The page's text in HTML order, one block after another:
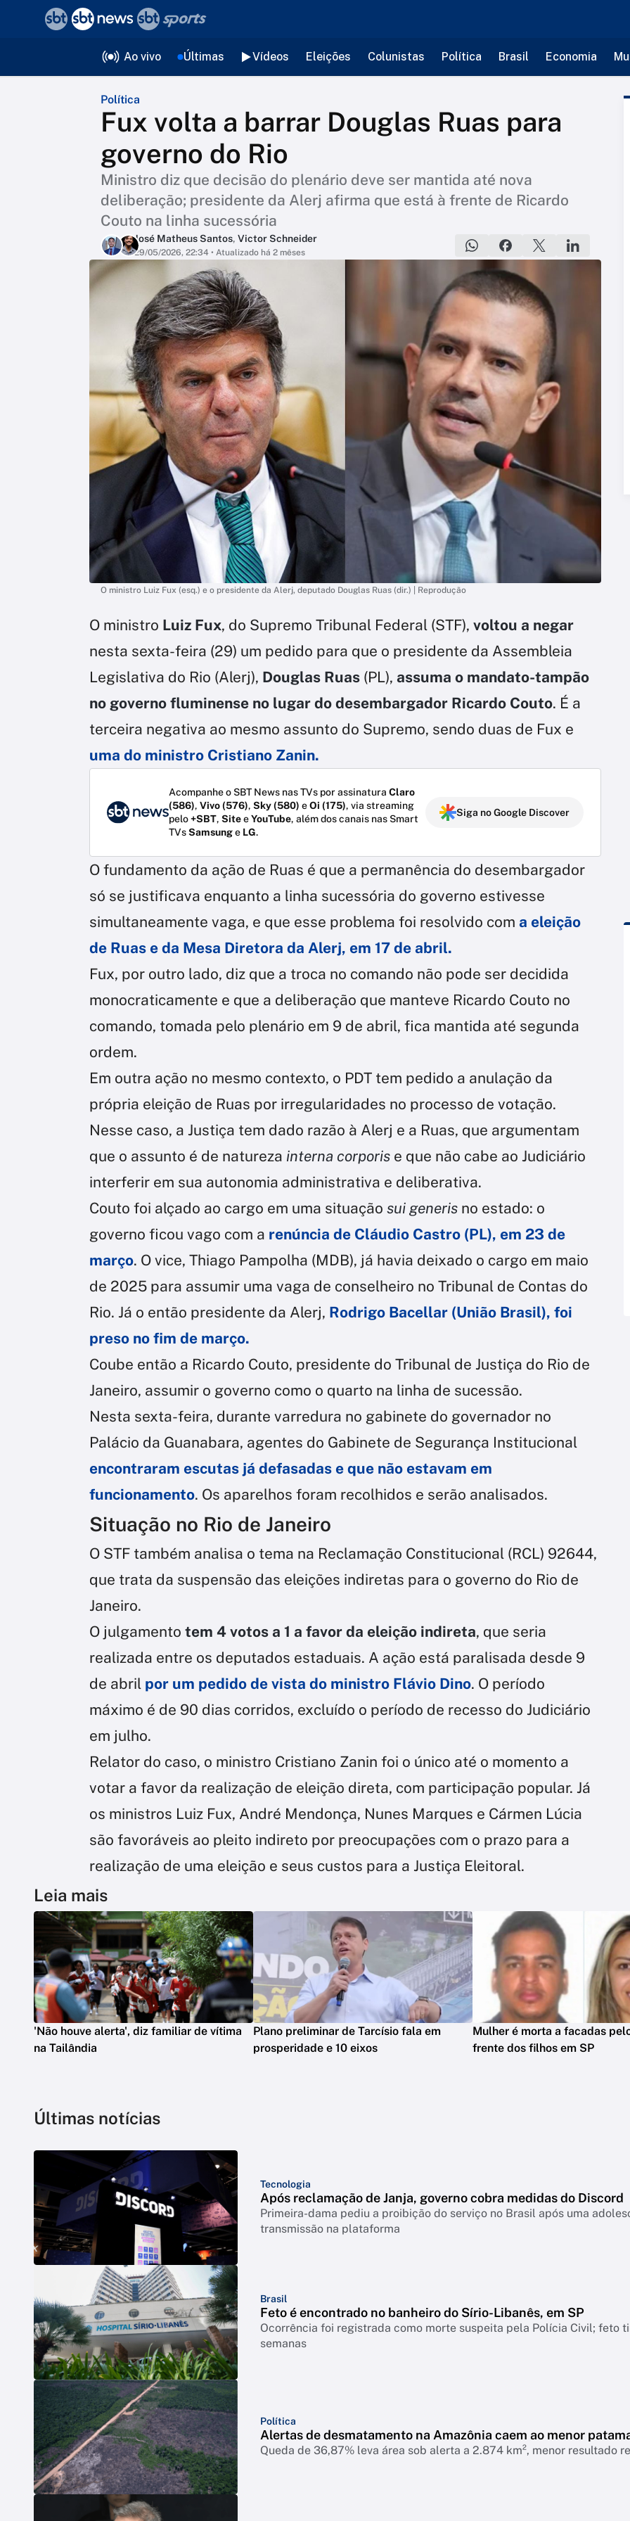
Ao vivo Últimas Vídeos Eleições Colunistas Política Brasil Economia
Política
Fux volta a barrar Douglas Ruas para
governo do Rio
Ministro diz que decisão do plenário deve ser mantida até nova
deliberação; presidente da Alerj afirma que está à frente de Ricardo
Couto na linha sucessória
José Matheus Santos, Victor Schneider
29/05/2026, 22:34 • Atualizado há 2 mêses
O ministro Luiz Fux (esq.) e o presidente da Alerj, deputado Douglas Ruas (dir.) | Reprodução
O ministro Luiz Fux, do Supremo Tribunal Federal (STF), voltou a negar
nesta sexta-feira (29) um pedido para que o presidente da Assembleia
Legislativa do Rio (Alerj), Douglas Ruas (PL), assuma o mandato-tampão
no governo fluminense no lugar do desembargador Ricardo Couto. É a
terceira negativa ao mesmo assunto do Supremo, sendo duas de Fux e
uma do ministro Cristiano Zanin.
Acompanhe o SBT News nas TVs por assinatura Claro
(586), Vivo (576), Sky (580) eOi (175), via streaming
pelo+SBT, SiteeYouTube, além dos canais nas Smart
TVsSamsunge LG.
Siga no Google Discover
O fundamento da ação de Ruas é que a permanência do desembargador
só se justificava enquanto a linha sucessória do governo estivesse
simultaneamente vaga, e que esse problema foi resolvido com a eleição
de Ruas e da Mesa Diretora da Alerj, em 17 de abril.
Fux, por outro lado, diz que a troca no comando não pode ser decidida
monocraticamente e que a deliberação que manteve Ricardo Couto no
comando, tomada pelo plenário em 9 de abril, fica mantida até segunda
ordem.
Em outra ação no mesmo contexto, o PDT tem pedido a anulação da
própria eleição de Ruas por irregularidades no processo de votação.
Nesse caso, a Justiça tem dado razão à Alerj e a Ruas, que argumentam
que o assunto é de natureza interna corporis e que não cabe ao Judiciário
interferir em sua autonomia administrativa e deliberativa.
Couto foi alçado ao cargo em uma situação sui generis no estado: o
governo ficou vago com a renúncia de Cláudio Castro (PL), em 23 de
março. O vice, Thiago Pampolha (MDB), já havia deixado o cargo em maio
de 2025 para assumir uma vaga de conselheiro no Tribunal de Contas do
Rio. Já o então presidente da Alerj, Rodrigo Bacellar (União Brasil), foi
preso no fim de março.
Coube então a Ricardo Couto, presidente do Tribunal de Justiça do Rio de
Janeiro, assumir o governo como o quarto na linha de sucessão.
Nesta sexta-feira, durante varredura no gabinete do governador no
Palácio da Guanabara, agentes do Gabinete de Segurança Institucional
encontraram escutas já defasadas e que não estavam em
funcionamento. Os aparelhos foram recolhidos e serão analisados.
Situação no Rio de Janeiro
O STF também analisa o tema na Reclamação Constitucional (RCL) 92644,
que trata da suspensão das eleições indiretas para o governo do Rio de
Janeiro.
O julgamento tem 4 votos a 1 a favor da eleição indireta, que seria
realizada entre os deputados estaduais. A ação está paralisada desde 9
de abril por um pedido de vista do ministro Flávio Dino. O período
máximo é de 90 dias corridos, excluído o período de recesso do Judiciário
em julho.
Relator do caso, o ministro Cristiano Zanin foi o único até o momento a
votar a favor da realização de eleição direta, com participação popular. Já
os ministros Luiz Fux, André Mendonça, Nunes Marques e Cármen Lúcia
são favoráveis ao pleito indireto por preocupações com o prazo para a
realização de uma eleição e seus custos para a Justiça Eleitoral.
Leia mais
'Não houve alerta', diz familiar de vítima
na Tailândia
Plano preliminar de Tarcísio fala em
prosperidade e 10 eixos
Mulher é morta a facadas
frente dos filhos em SP
Últimas notícias
Tecnologia
Após reclamação de Janja, governo cobra medidas do Discord
Primeira-dama pediu a proibição do serviço no Brasil após uma
transmissão na plataforma
Brasil
Feto é encontrado no banheiro do Sírio-Libanês, em SP
Ocorrência foi registrada como morte suspeita pela Polícia Civil; feto
semanas
Política
Alertas de desmatamento na Amazônia caem ao menor
Queda de 36,87% leva área sob alerta a 2.874 km², menor resultado
voltar
Editorias